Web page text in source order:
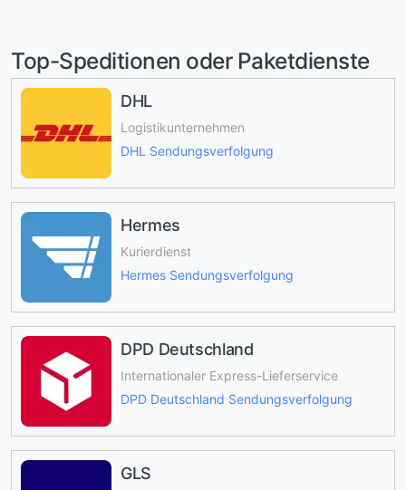
Top-Speditionen oder Paketdienste
DHL
Logistikunternehmen
DHL Sendungsverfolgung
Hermes
Kurierdienst
Hermes Sendungsverfolgung
DPD Deutschland
Internationaler Express-Lieferservice
DPD Deutschland Sendungsverfolgung
GLS